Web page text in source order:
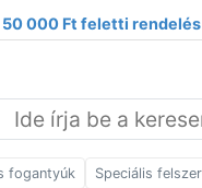
000 Ft feletti
fogantyúk Speciális